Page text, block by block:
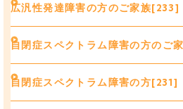
広汎性発達障害の方のご家族[233]
自閉症スペクトラム障害の方のご
自閉症スペクトラム障害の方[231]